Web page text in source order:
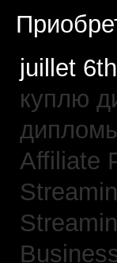
juillet
куплю
Affiliate